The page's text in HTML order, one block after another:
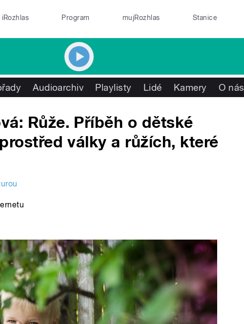
iRozhlas Program mujRozhlas Stanice
Audioarchiv Playlisty Lidé Kamery O nás
Růže. Příběh o dětské
války a růžích, které